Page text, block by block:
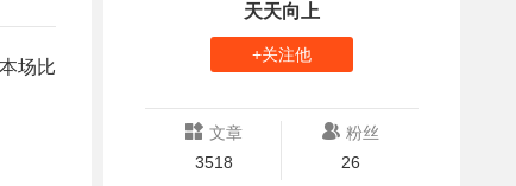
场比
天天向上
+关注他
文章
3518
粉丝
26